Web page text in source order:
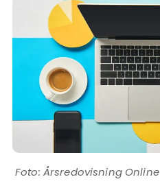
Årsredovisning Online